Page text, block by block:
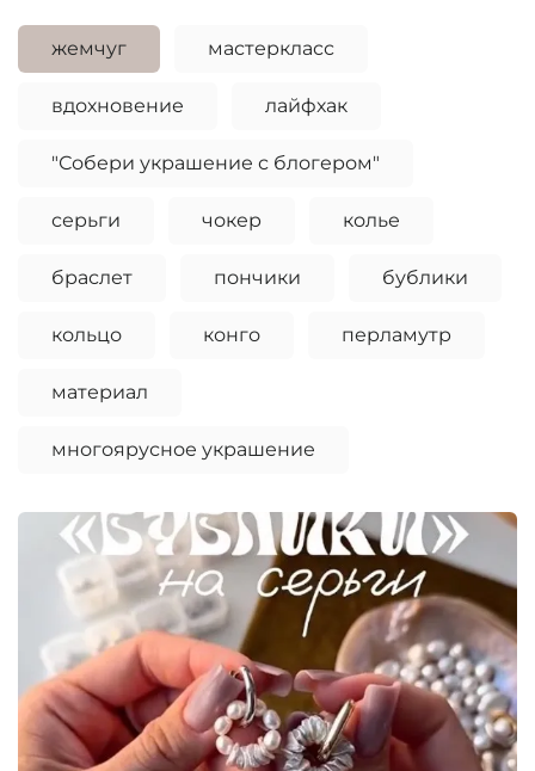
жемчуг мастеркласс
вдохновение лайфхак
"Собери украшение с блогером"
серьги чокер колье
браслет пончики бублики
кольцо конго перламутр
материал
многоярусное украшение